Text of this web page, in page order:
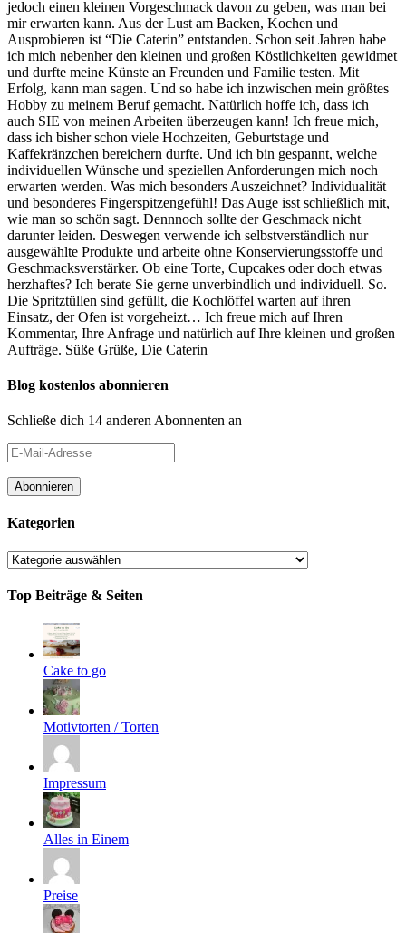
jedoch einen kleinen Vorgeschmack davon zu geben, was man bei
mir erwarten kann. Aus der Lust am Backen, Kochen und
Ausprobieren ist “Die Caterin” entstanden. Schon seit Jahren habe
ich mich nebenher den kleinen und großen Köstlichkeiten gewidmet
und durfte meine Künste an Freunden und Familie testen. Mit
Erfolg, kann man sagen. Und so habe ich inzwischen mein größtes
Hobby zu meinem Beruf gemacht. Natürlich hoffe ich, dass ich
auch SIE von meinen Arbeiten überzeugen kann! Ich freue mich,
dass ich bisher schon viele Hochzeiten, Geburtstage und
Kaffekränzchen bereichern durfte. Und ich bin gespannt, welche
individuellen Wünsche und speziellen Anforderungen mich noch
erwarten werden. Was mich besonders Auszeichnet? Individualität
und besonderes Fingerspitzengefühl! Das Auge isst schließlich mit,
wie man so schön sagt. Dennnoch sollte der Geschmack nicht
darunter leiden. Deswegen verwende ich selbstverständlich nur
ausgewählte Produkte und arbeite ohne Konservierungsstoffe und
Geschmacksverstärker. Ob eine Torte, Cupcakes oder doch etwas
herzhaftes? Ich berate Sie gerne unverbindlich und individuell. So.
Die Spritztüllen sind gefüllt, die Kochlöffel warten auf ihren
Einsatz, der Ofen ist vorgeheizt… Ich freue mich auf Ihren
Kommentar, Ihre Anfrage und natürlich auf Ihre kleinen und großen
Aufträge. Süße Grüße, Die Caterin
Blog kostenlos abonnieren
Schließe dich 14 anderen Abonnenten an
E-
Mail-
Adresse
Abonnieren
Kategorien
Kategorien
Top Beiträge & Seiten
Cake to go
Motivtorten / Torten
Impressum
Alles in Einem
Preise